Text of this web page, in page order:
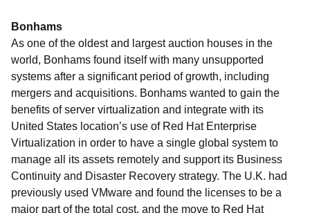
Bonhams
As one of the oldest and largest auction houses in the
world, Bonhams found itself with many unsupported
systems after a significant period of growth, including
mergers and acquisitions. Bonhams wanted to gain the
benefits of server virtualization and integrate with its
United States location’s use of Red Hat Enterprise
Virtualization in order to have a single global system to
manage all its assets remotely and support its Business
Continuity and Disaster Recovery strategy. The U.K. had
previously used VMware and found the licenses to be a
major part of the total cost, and the move to Red Hat